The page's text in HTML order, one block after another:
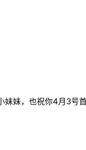
妹，也祝你4月3号